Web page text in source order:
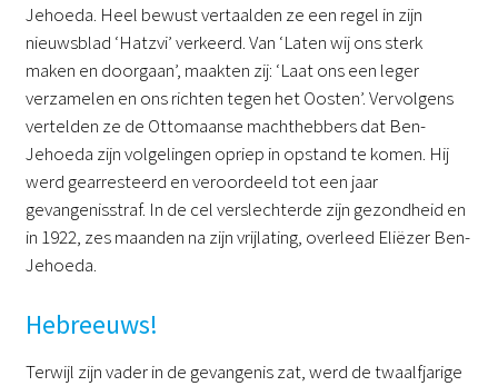
Jehoeda. Heel bewust vertaalden ze een regel in zijn
nieuwsblad ‘Hatzvi’ verkeerd. Van ‘Laten wij ons sterk
maken en doorgaan’, maakten zij: ‘Laat ons een leger
verzamelen en ons richten tegen het Oosten’. Vervolgens
vertelden ze de Ottomaanse machthebbers dat Ben-
Jehoeda zijn volgelingen opriep in opstand te komen. Hij
werd gearresteerd en veroordeeld tot een jaar
gevangenisstraf. In de cel verslechterde zijn gezondheid en
in 1922, zes maanden na zijn vrijlating, overleed Eliëzer Ben-
Jehoeda.
Hebreeuws!
Terwijl zijn vader in de gevangenis zat, werd de twaalfjarige